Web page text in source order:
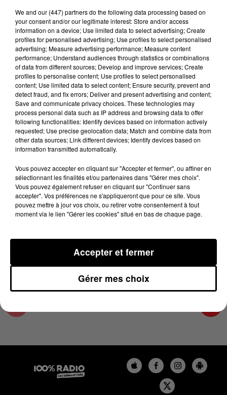
Lecture (3 min 8 sec)
100%
La voyance en direct sur 100% du 02/07/2026
2 juillet 2026 - 3 min 8 sec
LA VOYANCE EN DIRECT SUR 100% DU
02/07/2026
Chronique Voyance en direct du 10 13 du 02/07/2026
We and our (447) partnersdo the following data processing based on
your consent and/or our legitimate interest: Store and/or access
information on a device; Use limited data to select advertising; Create
profiles for personalised advertising; Use profiles to select personalised
advertising; Measure advertising performance; Measure content
performance; Understand audiences through statistics or combinations
of data from different sources; Develop and improve services; Create
profiles to personalise content; Use profiles to select personalised
content; Use limited data to select content; Ensure security, prevent and
detect fraud, and fix errors; Deliver and present advertising and content;
Save and communicate privacy choices. These technologies may
process personal data such as IP address and browsing data to offer
following functionalities: Identify devices based on information actively
requested; Use precise geolocation data; Match and combine data from
other data sources; Link different devices; Identify devices based on
information transmitted automatically.
Vous pouvez accepter en cliquant sur "Accepter et fermer", ou affiner en
sélectionnant les finalités et/ou partenaires dans "Gérer mes choix".
Vous pouvez également refuser en cliquant sur "Continuer sans
accepter". Vos préférences ne s'appliqueront que pour ce site. Vous
pouvez mettre à jour vos choix, ou retirer votre consentement à tout
moment via le lien "Gérer les cookies" situé en bas de chaque page.
Gérer mes choix
Accepter et fermer